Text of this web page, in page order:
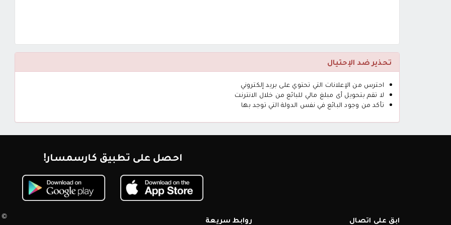
تحذير ضد الإحتيال
احترس من الإعلانات التي تحتوي على بريد إلكتروني
لا تقم بتحويل أى مبلغ مالي للبائع من خلال الانترنت
تأكد من وجود البائع في نفس الدولة التي توجد بها
احصل على تطبيق كارسمسار!
ابق على اتصال روابط سريعة © 2026 كارسمسار. جميع